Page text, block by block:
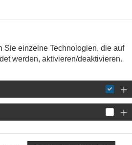
WEIN &
2022
IN SPAY
Sie einzelne Technologien, die auf
werden, aktivieren/deaktivieren.